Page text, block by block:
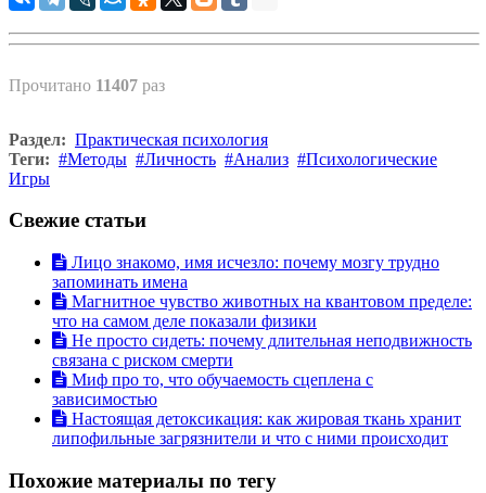
Прочитано 11407 раз
Раздел: Практическая психология
Теги:
Методы Личность Анализ
Психологические
Игры
Свежие статьи
Лицо знакомо, имя исчезло: почему мозгу трудно
запоминать имена
Магнитное чувство животных на квантовом пределе:
что на самом деле показали физики
Не просто сидеть: почему длительная неподвижность
связана с риском смерти
Миф про то, что обучаемость сцеплена с
зависимостью
Настоящая детоксикация: как жировая ткань хранит
липофильные загрязнители и что с ними происходит
Похожие материалы по тегу